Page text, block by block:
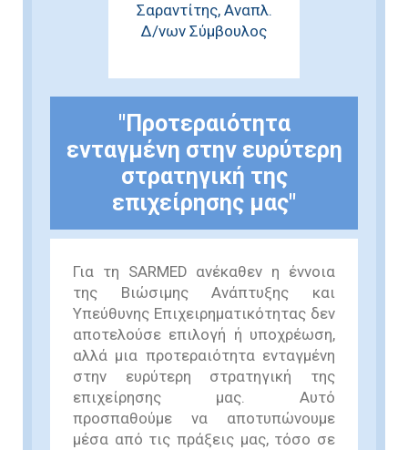
Σαραντίτης, Αναπλ.
Δ/νων Σύμβουλος
"Προτεραιότητα
ενταγμένη στην ευρύτερη
στρατηγική της
επιχείρησης μας"
Για τη SARMED ανέκαθεν η έννοια
της Βιώσιμης Ανάπτυξης και
Υπεύθυνης Επιχειρηματικότητας δεν
αποτελούσε επιλογή ή υποχρέωση,
αλλά μια προτεραιότητα ενταγμένη
στην ευρύτερη στρατηγική της
επιχείρησης μας. Αυτό
προσπαθούμε να αποτυπώνουμε
μέσα από τις πράξεις μας, τόσο σε